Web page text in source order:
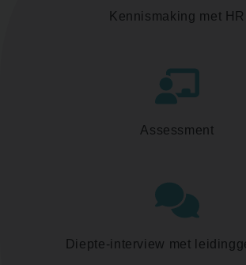
Kennismaking met HR
Assessment
Diepte-interview met